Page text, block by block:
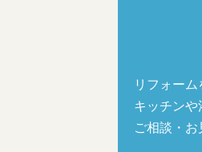
リフォー
キッチンや
ご相談・お